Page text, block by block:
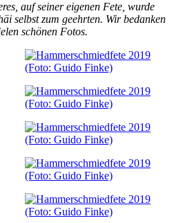
auf seiner eigenen Fete, wurde
selbst zum geehrten. Wir bedanken
schönen Fotos.